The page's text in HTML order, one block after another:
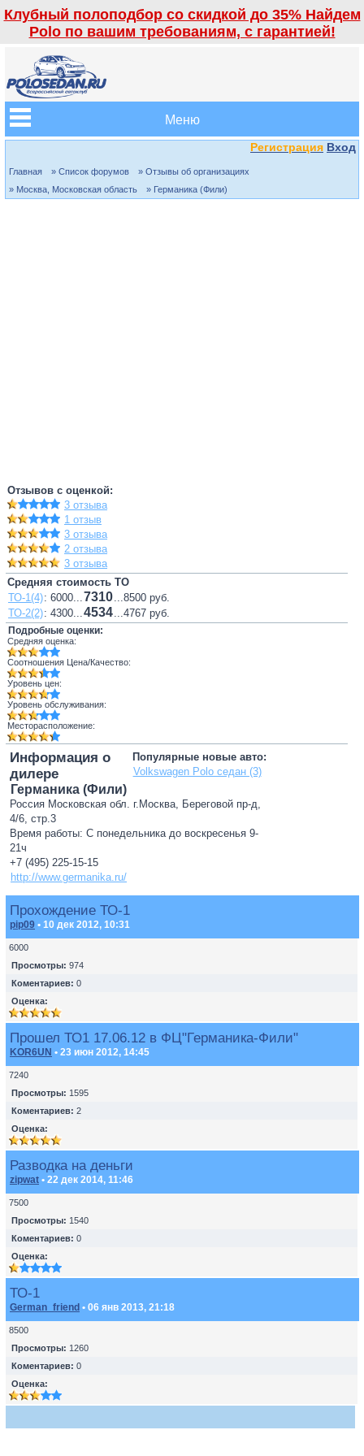
Клубный полоподбор со скидкой до 35% Найдем
Polo по вашим требованиям, с гарантией!
Меню
Регистрация Вход
Главная » Список форумов
» Отзывы об организациях
» Москва, Московская область
» Германика (Фили)
Отзывов с оценкой:
3 отзыва
1 отзыв
3 отзыва
2 отзыва
3 отзыва
Средняя стоимость ТО
ТО-1(4): 6000...7310...8500 руб.
ТО-2(2): 4300...4534...4767 руб.
Подробные оценки:
Средняя оценка:
Соотношения Цена/Качество:
Уровень цен:
Уровень обслуживания:
Месторасположение:
Популярные новые авто:
Volkswagen Polo седан (3)
Информация о
дилере
Германика (Фили)
Россия Московская обл. г.Москва, Береговой пр-д,
4/6, стр.3
Время работы: С понедельника до воскресенья 9-
21ч
+7 (495) 225-15-15
http://www.germanika.ru/
Прохождение ТО-1
pip09 • 10 дек 2012, 10:31
6000
Просмотры: 974
Коментариев: 0
Оценка:
Прошел ТО1 17.06.12 в ФЦ"Германика-Фили"
KOR6UN • 23 июн 2012, 14:45
7240
Просмотры: 1595
Коментариев: 2
Оценка:
Разводка на деньги
zipwat • 22 дек 2014, 11:46
7500
Просмотры: 1540
Коментариев: 0
Оценка:
ТО-1
German_friend • 06 янв 2013, 21:18
8500
Просмотры: 1260
Коментариев: 0
Оценка: